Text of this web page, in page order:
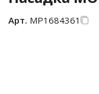
Арт. МР1684361